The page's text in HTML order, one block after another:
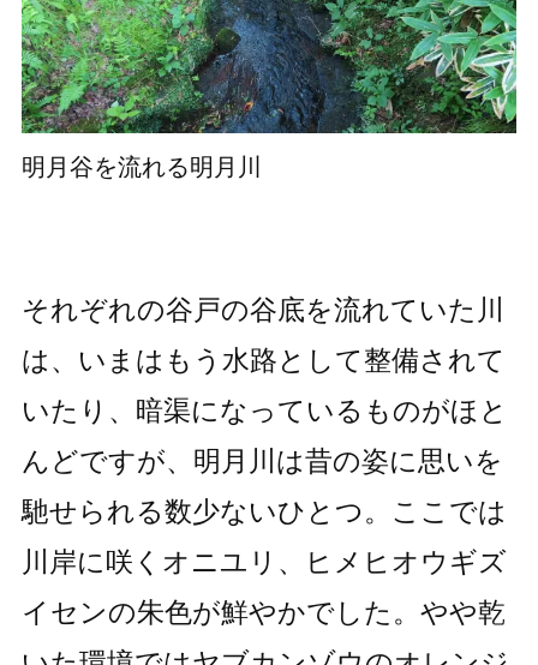
明月谷を流れる明月川
それぞれの谷戸の谷底を流れていた川
は、いまはもう水路として整備されて
いたり、暗渠になっているものがほと
んどですが、明月川は昔の姿に思いを
馳せられる数少ないひとつ。ここでは
川岸に咲くオニユリ、ヒメヒオウギズ
イセンの朱色が鮮やかでした。やや乾